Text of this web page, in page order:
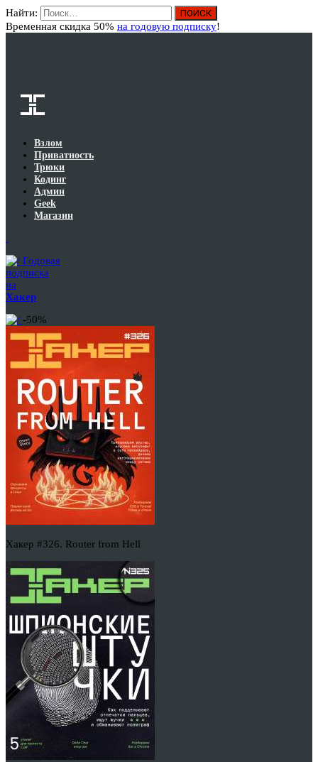
Найти:
Временная скидка 50% на годовую подписку!
Взлом
Приватность
Трюки
Кодинг
Админ
Geek
Магазин
Годовая
подписка
на
Хакер
-50%
Хакер #326. Router from Hell